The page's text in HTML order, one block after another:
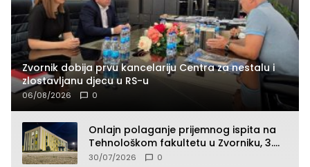
Zvornik dobija prvu kancelariju Centra za nestalu i
zlostavljanu djecu u RS-u
06/08/2026 0
Onlajn polaganje prijemnog ispita na
Tehnološkom fakultetu u Zvorniku, 3.
septembra u 9.00 časova
30/07/2026 0